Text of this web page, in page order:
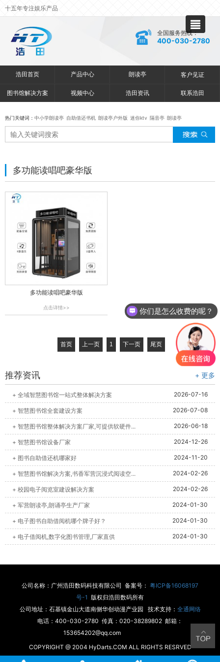
十五年专注娱乐产品
全国服务热线：
400-030-2780
浩田首页 产品中心 朗读亭 客户见证
图书馆解决方案 视频中心 浩田资讯 联系浩田
热门关键词： 中小学朗读亭 自助借还书机 朗读亭户外版 迷你ktv 隔音亭 朗读亭
多功能读唱吧豪华版
多功能读唱吧豪华版
点击详情>>
首页 上一页 1 下一页 尾页
推荐资讯 + 更多
+ 全域智慧图书馆一站式整体解决方案 2026-07-16
+ 智慧图书馆全套建设方案 2026-07-08
+ 智慧图书馆整体解决方案厂家,可提供软硬件... 2026-06-18
+ 智慧图书馆设备厂家 2024-12-26
+ 图书自助借还机哪家好 2024-11-20
+ 智慧图书馆解决方案,书香军营沉浸式阅读空... 2024-02-26
+ 校园电子阅览室建设解决方案 2024-02-26
+ 军营朗读亭,朗诵亭生产厂家 2024-01-30
+ 电子图书自助借阅机哪个牌子好？ 2024-01-30
+ 电子借阅机,数字化图书管理,厂家直供 2024-01-30
公司名称：广州浩田数码科技有限公司 备案号： 粤ICP备16068197
号-1 版权归浩田数码所有
公司地址：石基镇金山大道南侧华创动漫产业园 技术支持： 全通网络
电话：400-030-2780 传真：020-38289802 邮箱：
153654202@qq.com
COPYRIGHT @ 2004 HyDarts.COM ALL RIGHTS RESRVED
你们是怎么收费的呢？